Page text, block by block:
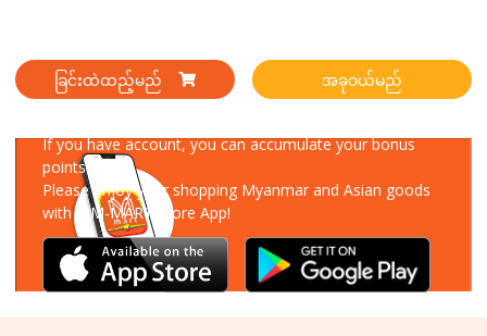
ခြင်းထဲထည့်မည် အခုဝယ်မည်
If you have account, you can accumulate your bonus
points!
Please enjoy your shopping Myanmar and Asian goods
with MM-MART Store App!